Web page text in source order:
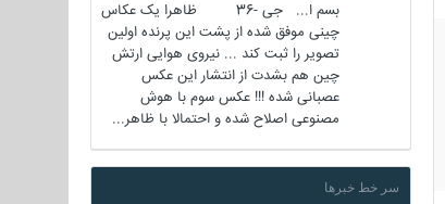
بسم ا... جی -36 ظاهرا یک عکاس
چینی موفق شده از پشت این پرنده اولین
تصویر را ثبت کند ... نیروی هوایی ارتش
چین هم بشدت از انتشار این عکس
عصبانی شده !!! عکس سوم با هوش
مصنوعی اصلاح شده و احتمالا با ظاهر...
سر خط خبرها